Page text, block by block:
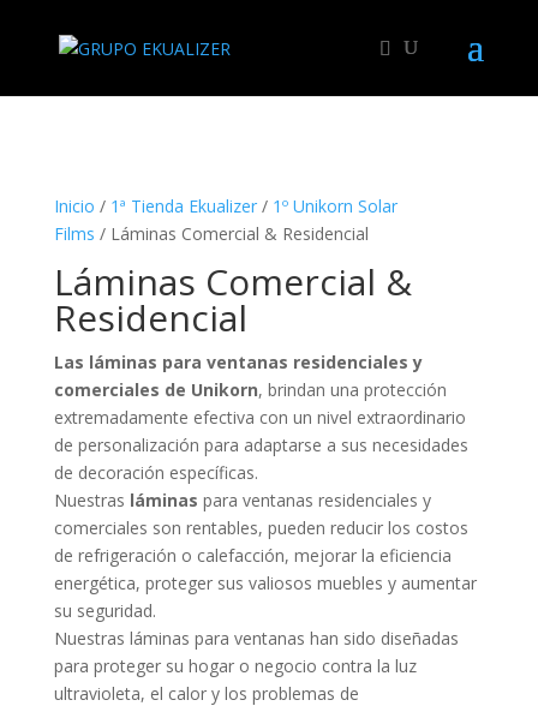
Inicio / 1ª Tienda Ekualizer/ 1º Unikorn Solar
Films / Láminas Comercial & Residencial
Láminas Comercial &
Residencial
Las láminas para ventanas residenciales y
comerciales de Unikorn, brindan una protección
extremadamente efectiva con un nivel extraordinario
de personalización para adaptarse a sus necesidades
de decoración específicas.
Nuestras láminas para ventanas residenciales y
comerciales son rentables, pueden reducir los costos
de refrigeración o calefacción, mejorar la eficiencia
energética, proteger sus valiosos muebles y aumentar
su seguridad.
Nuestras láminas para ventanas han sido diseñadas
para proteger su hogar o negocio contra la luz
ultravioleta, el calor y los problemas de